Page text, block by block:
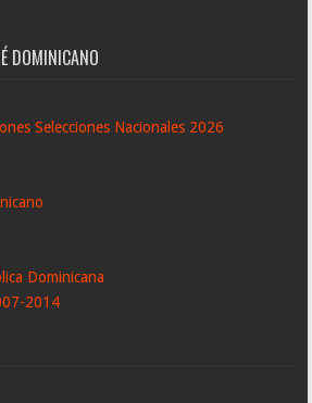
DOMINICANO
Selecciones Nacionales 2026
Dominicana
2014